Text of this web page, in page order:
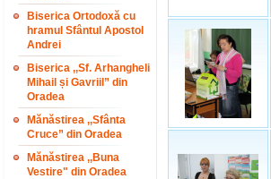
Biserica Ortodoxă cu
hramul Sfântul Apostol
Andrei
Biserica ,,Sf. Arhangheli
Mihail și Gavriil” din
Oradea
Mănăstirea ,,Sfânta
Cruce” din Oradea
Mănăstirea ,,Buna
Vestire" din Oradea